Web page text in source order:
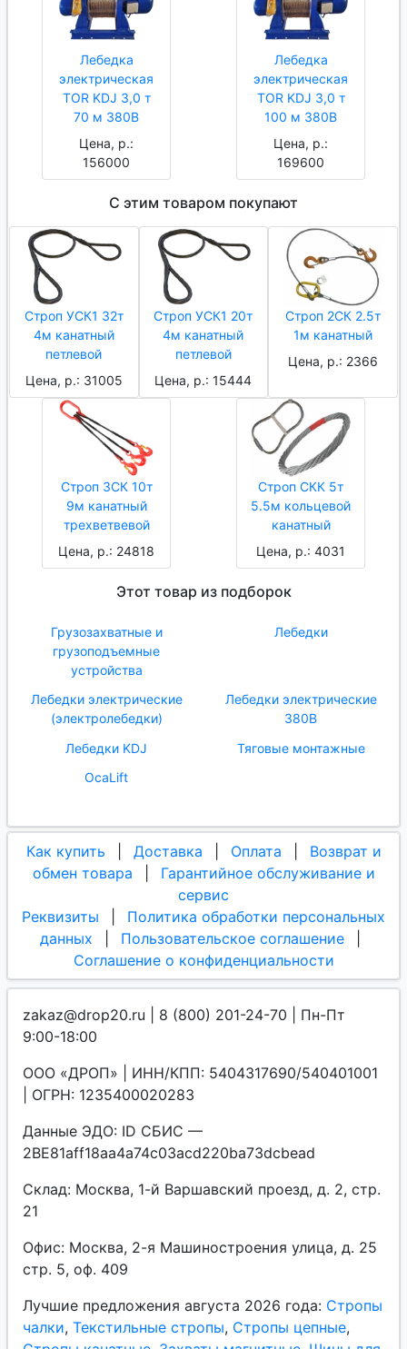
Лебедка
электрическая
TOR KDJ 3,0 т
70 м 380В
Цена, р.:
156000
Лебедка
электрическая
TOR KDJ 3,0 т
100 м 380В
Цена, р.:
169600
С этим товаром покупают
Строп УСК1 32т
4м канатный
петлевой
Цена, р.: 31005
Строп УСК1 20т
4м канатный
петлевой
Цена, р.: 15444
Строп 2СК 2.5т
1м канатный
Цена, р.: 2366
Строп 3СК 10т
9м канатный
трехветвевой
Цена, р.: 24818
Строп СКК 5т
5.5м кольцевой
канатный
Цена, р.: 4031
Этот товар из подборок
Грузозахватные и
грузоподъемные
устройства
Лебедки
Лебедки электрические
(электролебедки)
Лебедки электрические
380В
Лебедки KDJ
Тяговые монтажные
OcaLift
Как купить Доставка Оплата
Возврат и
обмен товара
Гарантийное обслуживание и
сервис
Реквизиты
Политика обработки персональных
данных
Пользовательское соглашение
Соглашение о конфиденциальности
zakaz@drop20.ru | 8 (800) 201-24-70 | Пн-Пт
9:00-18:00
ООО «ДРОП» | ИНН/КПП: 5404317690/540401001
| ОГРН: 1235400020283
Данные ЭДО: ID СБИС —
2BE81aff18aa4a74c03acd220ba73dcbead
Склад: Москва, 1-й Варшавский проезд, д. 2, стр.
21
Офис: Москва, 2-я Машиностроения улица, д. 25
стр. 5, оф. 409
Лучшие предложения августа 2026 года: Стропы
чалки, Текстильные стропы, Стропы цепные,